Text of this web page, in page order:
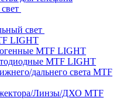
свет
LIGHT
MTF LIGHT
MTF LIGHT
дальнего света MTF
Линзы/ДХО MTF